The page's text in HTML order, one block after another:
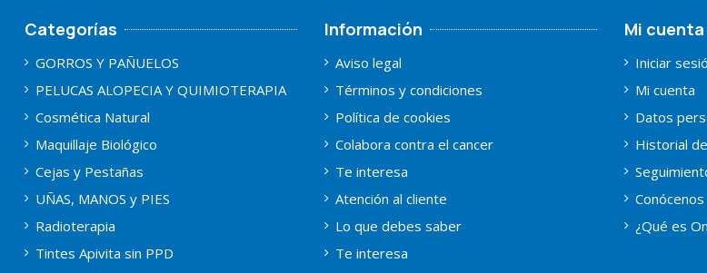
Categorías
GORROS Y PAÑUELOS
PELUCAS ALOPECIA Y QUIMIOTERAPIA
Cosmética Natural
Maquillaje Biológico
Cejas y Pestañas
UÑAS, MANOS y PIES
Radioterapia
Tintes Apivita sin PPD
Información
Aviso legal
Términos y condiciones
Política de cookies
Colabora contra el cancer
Te interesa
Atención al cliente
Lo que debes saber
Te interesa
Mi cuenta
Iniciar
Mi cuenta
Datos
Historial
Conócenos
¿Qué es